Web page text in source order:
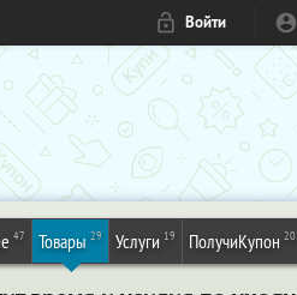
Войти
47 Товары 29 Услуги 19 ПолучиКупон